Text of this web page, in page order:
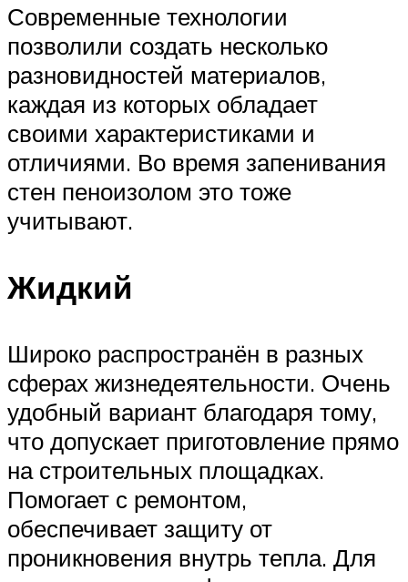
Современные технологии
позволили создать несколько
разновидностей материалов,
каждая из которых обладает
своими характеристиками и
отличиями. Во время запенивания
стен пеноизолом это тоже
учитывают.
Жидкий
Широко распространён в разных
сферах жизнедеятельности. Очень
удобный вариант благодаря тому,
что допускает приготовление прямо
на строительных площадках.
Помогает с ремонтом,
обеспечивает защиту от
проникновения внутрь тепла. Для